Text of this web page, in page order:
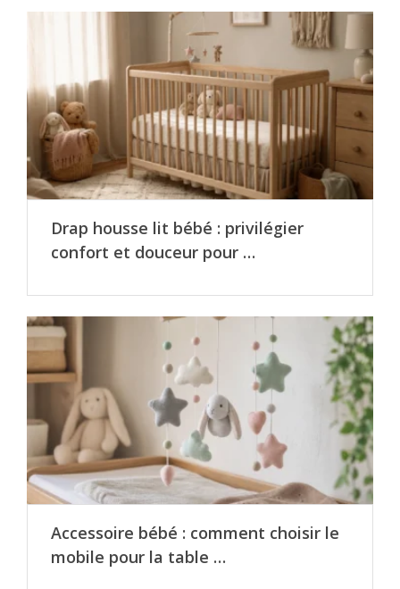
Drap housse lit bébé : privilégier
confort et douceur pour …
Accessoire bébé : comment choisir le
mobile pour la table …